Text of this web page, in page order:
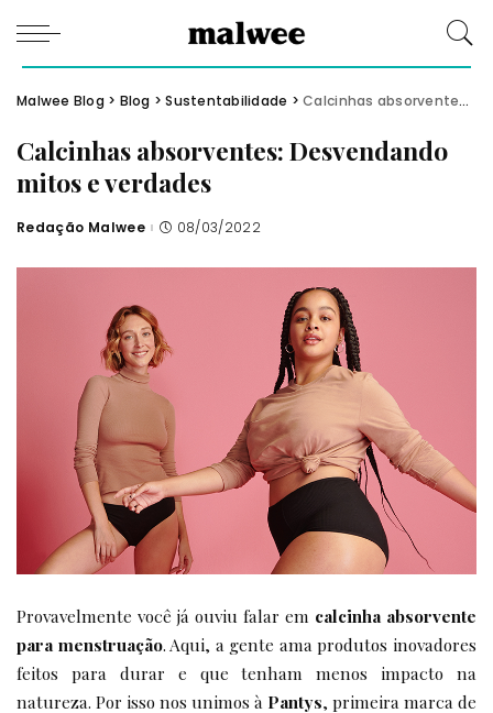
Malwee Blog > Blog >Sustentabilidade >Calcinhas absorventes: Desvendando mitos e verdades
Calcinhas absorventes: Desvendando
mitos e verdades
Posted
Redação Malwee 08/03/2022
Provavelmente você já ouviu falar em calcinha absorvente
para menstruação. Aqui, a gente ama produtos inovadores
feitos para durar e que tenham menos impacto na
natureza. Por isso nos unimos à Pantys, primeira marca de